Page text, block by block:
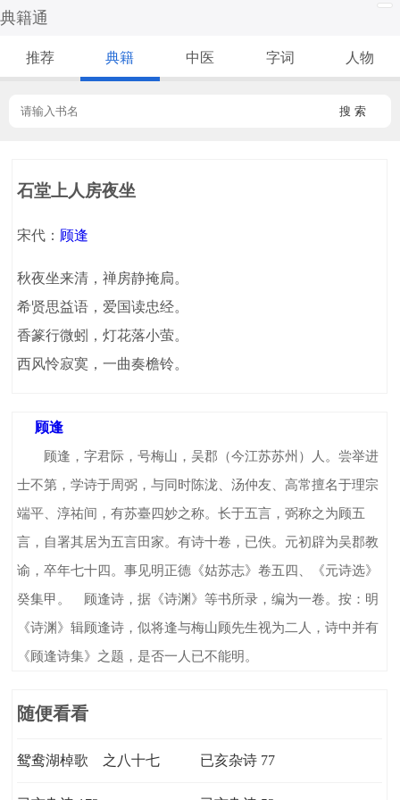
典籍通
推荐 典籍 中医 字词 人物
搜 索
石堂上人房夜坐
宋代： 顾逢
秋夜坐来清，禅房静掩扃。
希贤思益语，爱国读忠经。
香篆行微蚓，灯花落小萤。
西风怜寂寞，一曲奏檐铃。
顾逢
顾逢，字君际，号梅山，吴郡（今江苏苏州）人。尝举进
士不第，学诗于周弼，与同时陈泷、汤仲友、高常擅名于理宗
端平、淳祐间，有苏臺四妙之称。长于五言，弼称之为顾五
言，自署其居为五言田家。有诗十卷，已佚。元初辟为吴郡教
谕，卒年七十四。事见明正德《姑苏志》卷五四、《元诗选》
癸集甲。 顾逢诗，据《诗渊》等书所录，编为一卷。按：明
《诗渊》辑顾逢诗，似将逢与梅山顾先生视为二人，诗中并有
《顾逢诗集》之题，是否一人已不能明。
随便看看
鸳鸯湖棹歌 之八十七 已亥杂诗 77